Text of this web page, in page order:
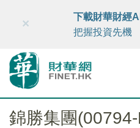
財華智庫網 FINTV
×
下載財華財經
把握投資先機
錦勝集團